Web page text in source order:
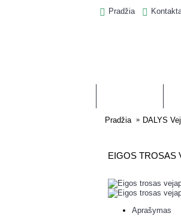
Pradžia
Pradžia DALYS
EIGOS TROSAS
Aprašymas